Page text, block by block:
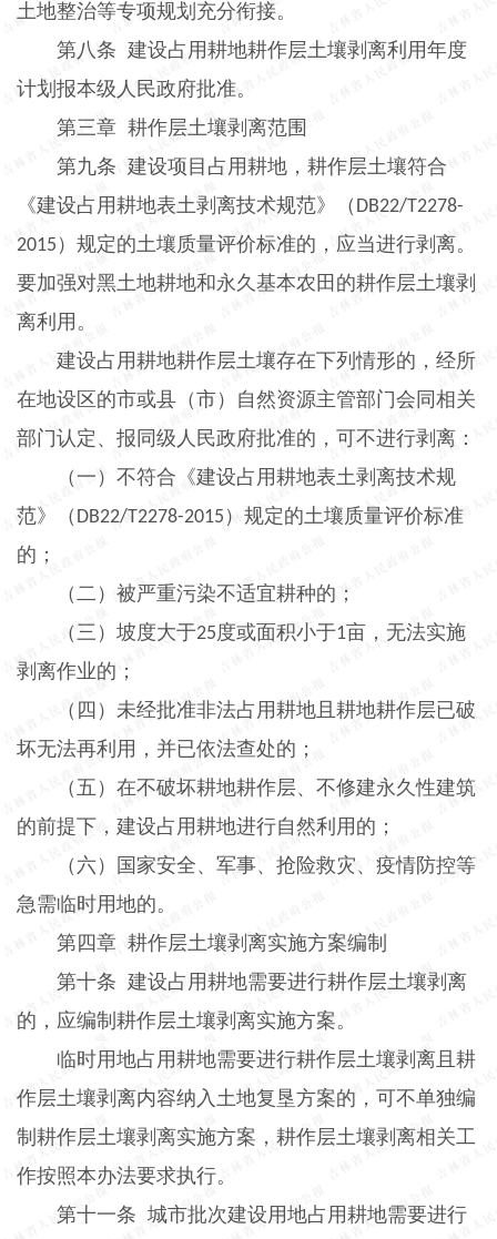
土地整治等专项规划充分衔接。
第八条 建设占用耕地耕作层土壤剥离利用年度
计划报本级人民政府批准。
第三章 耕作层土壤剥离范围
第九条 建设项目占用耕地，耕作层土壤符合
《建设占用耕地表土剥离技术规范》（ DB22/T2278-
2015 ）规定的土壤质量评价标准的，应当进行剥离。
要加强对黑土地耕地和永久基本农田的耕作层土壤剥
离利用。
建设占用耕地耕作层土壤存在下列情形的，经所
在地设区的市或县（市）自然资源主管部门会同相关
部门认定、报同级人民政府批准的，可不进行剥离：
（一）不符合《建设占用耕地表土剥离技术规
范》（ DB22/T2278-2015 ）规定的土壤质量评价标准
的；
（二）被严重污染不适宜耕种的；
（三）坡度大于25度或面积小于1亩，无法实施
剥离作业的；
（四）未经批准非法占用耕地且耕地耕作层已破
坏无法再利用，并已依法查处的；
（五）在不破坏耕地耕作层、不修建永久性建筑
的前提下，建设占用耕地进行自然利用的；
（六）国家安全、军事、抢险救灾、疫情防控等
急需临时用地的。
第四章 耕作层土壤剥离实施方案编制
第十条 建设占用耕地需要进行耕作层土壤剥离
的，应编制耕作层土壤剥离实施方案。
临时用地占用耕地需要进行耕作层土壤剥离且耕
作层土壤剥离内容纳入土地复垦方案的，可不单独编
制耕作层土壤剥离实施方案，耕作层土壤剥离相关工
作按照本办法要求执行。
第十一条 城市批次建设用地占用耕地需要进行